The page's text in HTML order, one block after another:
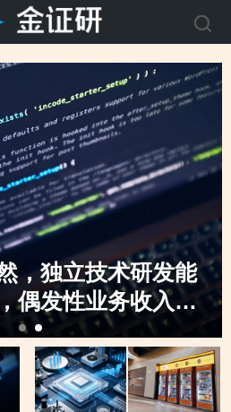
，独立技术研发能
偶发性业务收入骤
之监管“不动摇”